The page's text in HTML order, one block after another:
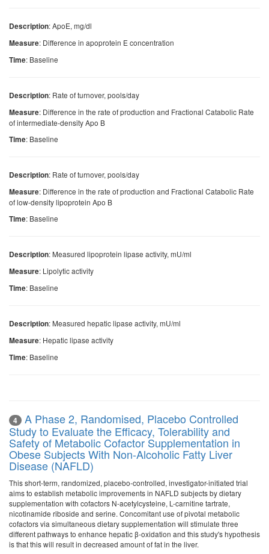
Description: ApoE, mg/dl
Measure: Difference in apoprotein E concentration
Time: Baseline
Description: Rate of turnover, pools/day
Measure: Difference in the rate of production and Fractional Catabolic Rate
of intermediate-density Apo B
Time: Baseline
Description: Rate of turnover, pools/day
Measure: Difference in the rate of production and Fractional Catabolic Rate
of low-density lipoprotein Apo B
Time: Baseline
Description: Measured lipoprotein lipase activity, mU/ml
Measure: Lipolytic activity
Time: Baseline
Description: Measured hepatic lipase activity, mU/ml
Measure: Hepatic lipase activity
Time: Baseline
4
A Phase 2, Randomised, Placebo Controlled
Study to Evaluate the Efficacy, Tolerability and
Safety of Metabolic Cofactor Supplementation in
Obese Subjects With Non-Alcoholic Fatty Liver
Disease (NAFLD)
This short-term, randomized, placebo-controlled, investigator-initiated trial
aims to establish metabolic improvements in NAFLD subjects by dietary
supplementation with cofactors N-acetylcysteine, L-carnitine tartrate,
nicotinamide riboside and serine. Concomitant use of pivotal metabolic
cofactors via simultaneous dietary supplementation will stimulate three
different pathways to enhance hepatic β-oxidation and this study's hypothesis
is that this will result in decreased amount of fat in the liver.